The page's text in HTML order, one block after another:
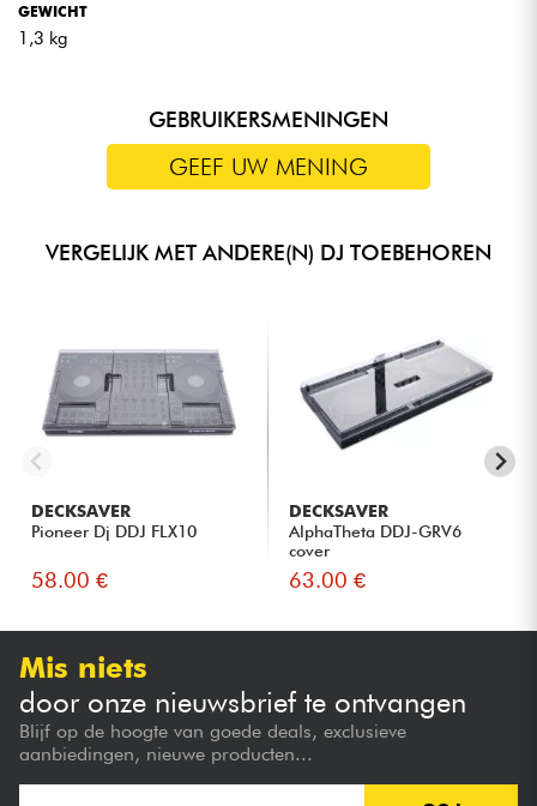
GEWICHT
1,3 kg
GEBRUIKERSMENINGEN
GEEF UW MENING
VERGELIJK MET ANDERE(N) DJ TOEBEHOREN
DECKSAVER
Pioneer Dj DDJ FLX10
58.00 €
DECKSAVER
AlphaTheta DDJ-GRV6
cover
63.00 €
Mis niets
door onze nieuwsbrief te ontvangen
Blijf op de hoogte van goede deals, exclusieve
aanbiedingen, nieuwe producten...